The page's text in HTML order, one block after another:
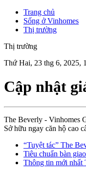
Trang chủ
Sống ở Vinhomes
Thị trường
Thị trường
Thứ Hai, 23 thg 6, 2025,
Cập nhật
The Beverly - Vinhomes
Sở hữu ngay căn hộ cao
“Tuyệt tác” The
Tiêu chuẩn bàn
Thông tin mới nhất